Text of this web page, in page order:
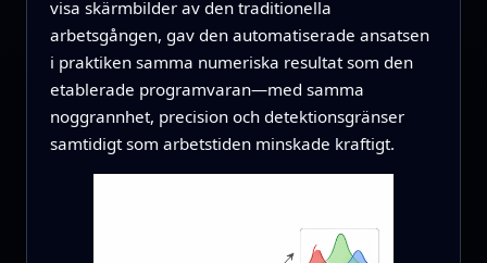
visa skärmbilder av den traditionella
arbetsgången, gav den automatiserade ansatsen
i praktiken samma numeriska resultat som den
etablerade programvaran—med samma
noggrannhet, precision och detektionsgränser
samtidigt som arbetstiden minskade kraftigt.